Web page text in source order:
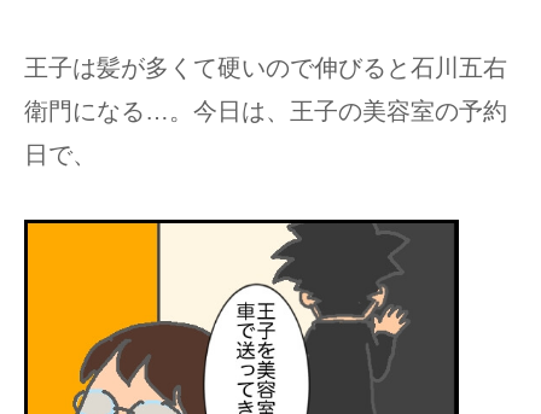
王子は髪が多くて硬いので伸びると石川五右
衛門になる…。今日は、王子の美容室の予約
日で、